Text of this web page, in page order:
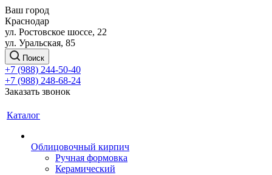
Ваш город
Краснодар
ул. Ростовское шоссе, 22
ул. Уральская, 85
Поиск
+7 (988) 244-50-40
+7 (988) 248-68-24
Заказать звонок
Каталог
Облицовочный кирпич
Ручная формовка
Керамический